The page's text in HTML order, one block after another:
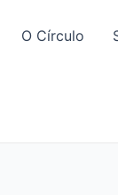
O Círculo